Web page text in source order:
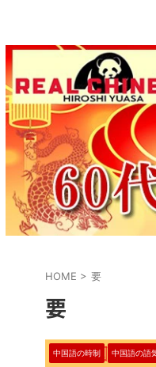
HOME > 要
要
中国語の時制 中国語の語